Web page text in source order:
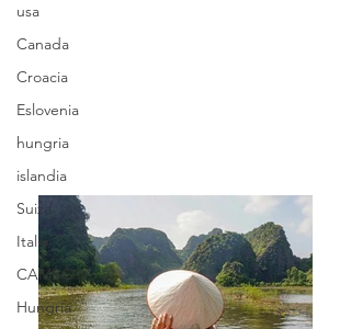
usa
Canada
Croacia
Eslovenia
hungria
islandia
Suiza
Italia
CAMBOYA
Hungría